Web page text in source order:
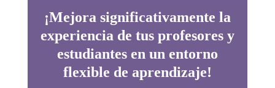
¡Mejora significativamente la
experiencia de tus profesores y
estudiantes en un entorno
flexible de aprendizaje!